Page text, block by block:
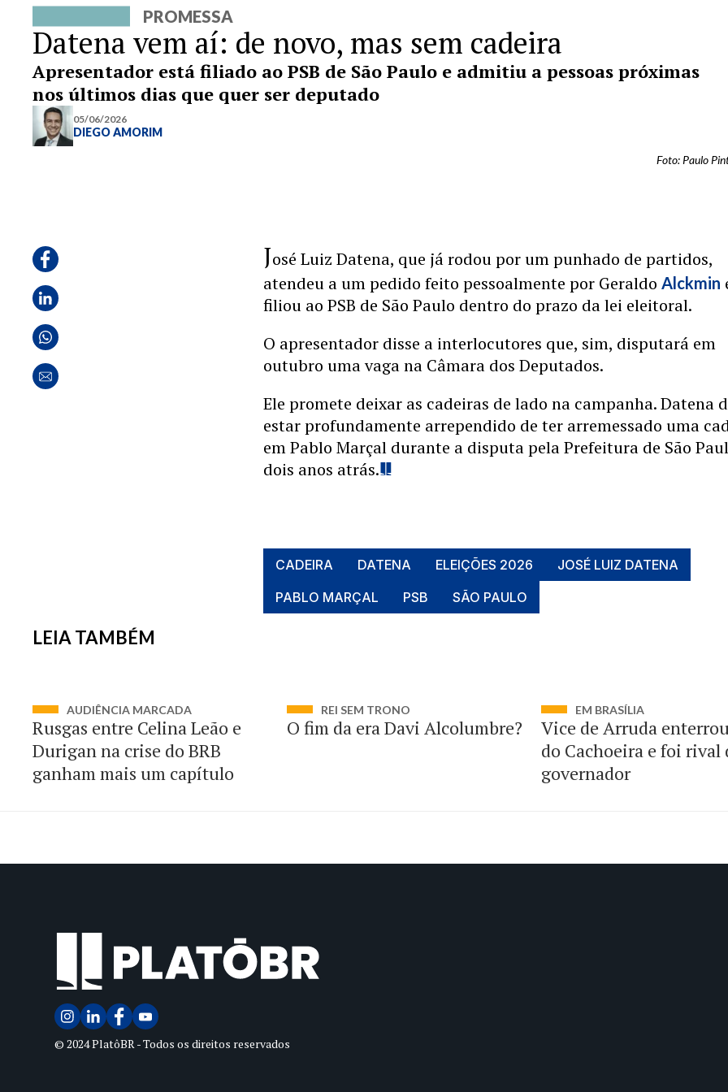
PROMESSA
Datena vem aí: de novo, mas sem cadeira
Apresentador está filiado ao PSB de São Paulo e admitiu a pessoas próximas
nos últimos dias que quer ser deputado
05/06/2026
DIEGO AMORIM
Foto: Paulo
José Luiz Datena, que já rodou por um punhado de partidos,
atendeu a um pedido feito pessoalmente por GeraldoAlckmin
filiou ao PSB de São Paulo dentro do prazo da lei eleitoral.
O apresentador disse a interlocutores que, sim, disputará em
outubro uma vaga na Câmara dos Deputados.
Ele promete deixar as cadeiras de lado na campanha. Datena
estar profundamente arrependido de ter arremessado uma
em Pablo Marçal durante a disputa pela Prefeitura de São
dois anos atrás.
CADEIRA DATENA ELEIÇÕES 2026
JOSÉ LUIZ DATENA
PABLO MARÇAL
PSB SÃO PAULO
LEIA TAMBÉM
AUDIÊNCIA MARCADA
Rusgas entre Celina Leão e
Durigan na crise do BRB
ganham mais um capítulo
REI SEM TRONO
O fim da era Davi Alcolumbre?
EM BRASÍLIA
Vice de Arruda
do Cachoeira e foi rival
governador
© 2024 PlatôBR - Todos os direitos reservados